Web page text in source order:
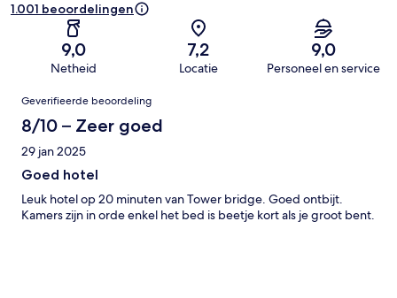
1.001 beoordelingen
9,0
Netheid
7,2
Locatie
9,0
Personeel en service
Beoordelingen
Geverifieerde beoordeling
8/10 – Zeer goed
29 jan 2025
Goed hotel
Leuk hotel op 20 minuten van Tower bridge. Goed ontbijt.
Kamers zijn in orde enkel het bed is beetje kort als je groot bent.